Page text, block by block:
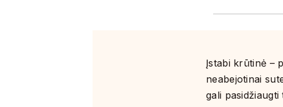
Įstabi krūtinė –
neabejotinai
gali